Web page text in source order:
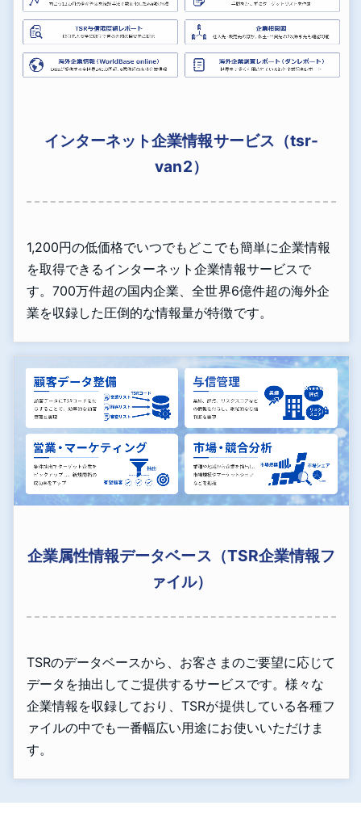
インターネット企業情報サービス（tsr-
van2）
1,200円の低価格でいつでもどこでも簡単に企業情報
を取得できるインターネット企業情報サービスで
す。700万件超の国内企業、全世界6億件超の海外企
業を収録した圧倒的な情報量が特徴です。
企業属性情報データベース（TSR企業情報フ
ァイル）
TSRのデータベースから、お客さまのご要望に応じて
データを抽出してご提供するサービスです。様々な
企業情報を収録しており、TSRが提供している各種フ
ァイルの中でも一番幅広い用途にお使いいただけま
す。